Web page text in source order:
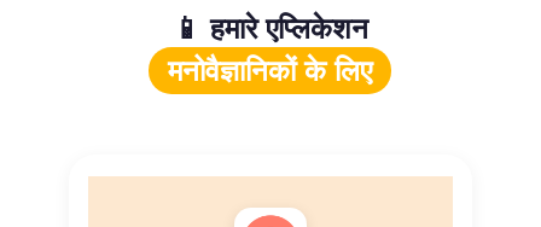
📱 हमारे एप्लिकेशन
मनोवैज्ञानिकों के लिए